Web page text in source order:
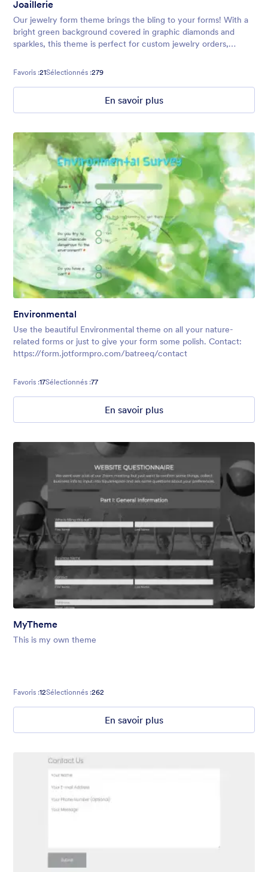
Joaillerie
Our jewelry form theme brings the bling to your forms! With a
bright green background covered in graphic diamonds and
sparkles, this theme is perfect for custom jewelry orders,
Favoris :21Sélectionnés :279
En savoir plus
Environmental
Use the beautiful Environmental theme on all your nature-
related forms or just to give your form some polish. Contact:
https://form.jotformpro.com/batreeq/contact
Favoris :17Sélectionnés :77
En savoir plus
MyTheme
This is my own theme
Favoris :12Sélectionnés :262
En savoir plus